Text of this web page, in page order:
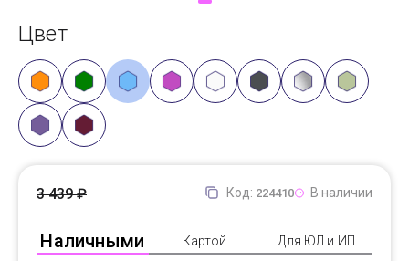
Цвет
Код: 224410 В наличии
Наличными Картой Для ЮЛ и ИП
3 439 ₽